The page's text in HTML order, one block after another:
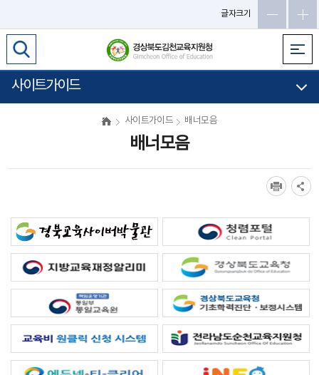
글자크기
사이트가이드
사이트가이드 배너모음
배너모음